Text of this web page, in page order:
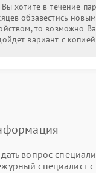
Вы хотите в течение
обзавестись новым
то возможно
вариант с копией
вопрос
специалист с